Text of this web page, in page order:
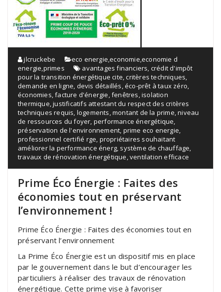
jlcruckebe eco energie ,economie ,economie d
energie primes avantages financiers crédit d'impôt
pour la transition énergétique cite ,critères techniques
demande en ligne devis détaillés ,éco-prêt à taux zéro
économies ,facture d'énergie ,fenêtres ,isolation
thermique ,justificatifs attestant du respect des critères
techniques requis logements ,montant de la prime ,niveau
de ressources du foyer performance énergétique
préservation de l'environnement prime eco energie
professionnel certifié rge propriétaires souhaitant
améliorer la performance énerg système de chauffage
travaux de rénovation énergétique ,ventilation efficace
Prime Éco Énergie : Faites des
économies tout en préservant
l’environnement !
Prime Éco Énergie : Faites des économies tout en
préservant l’environnement
La Prime Éco Énergie est un dispositif mis en place
par le gouvernement dans le but d’encourager les
particuliers à réaliser des travaux de rénovation
énergétique. Cette prime vise à favoriser